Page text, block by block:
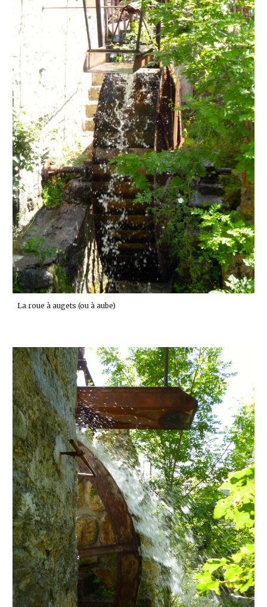
La roue à augets (ou à aube)